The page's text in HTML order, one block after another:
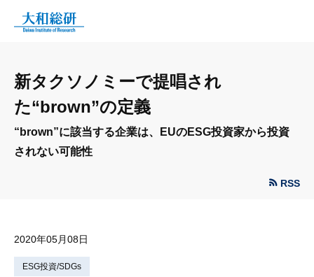
新タクソノミーで提唱され
た“brown”の定義
“brown”に該当する企業は、EUのESG投資家から投資
されない可能性
RSS
2020年05月08日
ESG投資/SDGs